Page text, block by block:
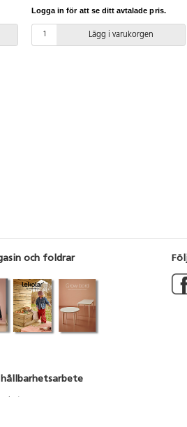
Logga in för att se ditt avtalade pris.
Lägg i varukorgen
och foldrar
hållbarhetsarbete